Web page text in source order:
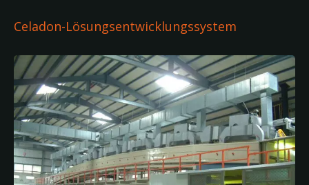
Celadon-Lösungsentwicklungssystem